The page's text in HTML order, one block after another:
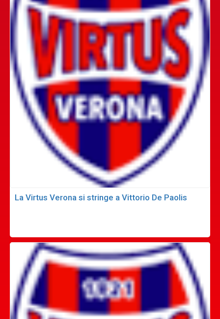
La Virtus Verona si stringe a Vittorio De Paolis